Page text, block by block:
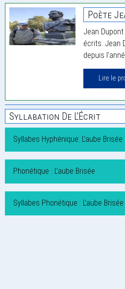
Poète
Jean
écrits. Jean
depuis
Lire le
Syllabation De L'Écrit
Syllabes Hyphénique: L’aube Brisée
Phonétique : L’aube Brisée
Syllabes Phonétique : L’aube Brisée